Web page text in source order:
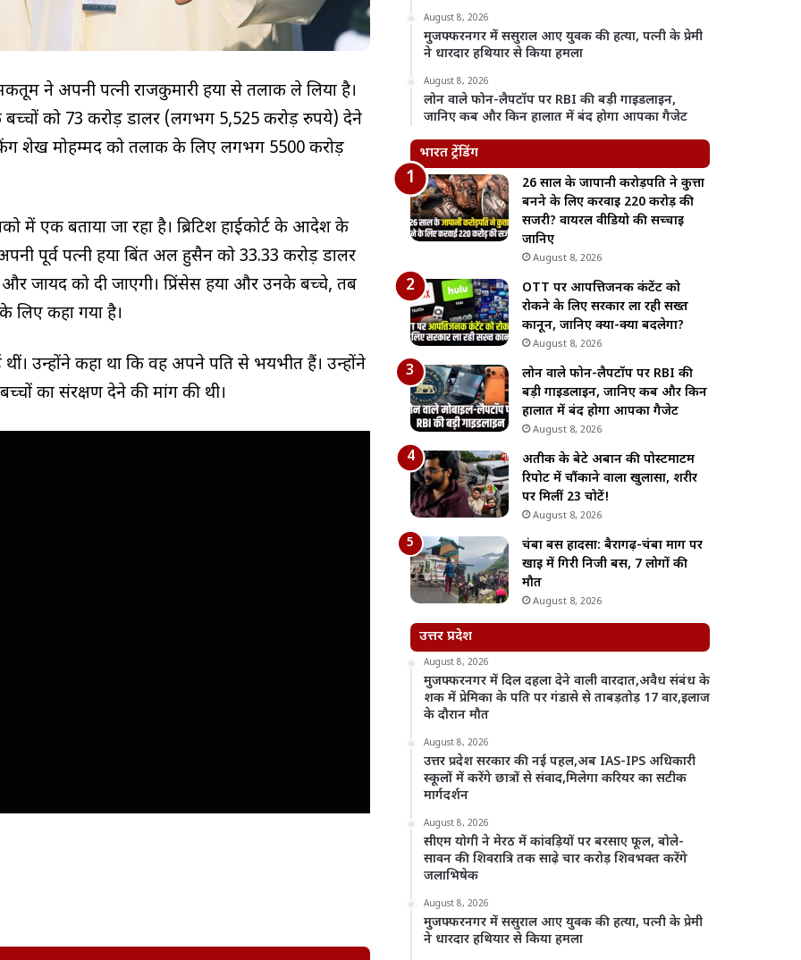
ने अपनी पत्नी राजकुमारी हया से तलाक ले लिया है।
बच्चों को 73 करोड़ डालर (लगभग 5,525 करोड़ रुपये) देने
शेख मोहम्मद को तलाक के लिए लगभग 5500 करोड़
में एक बताया जा रहा है। ब्रिटिश हाईकोर्ट के आदेश के
पूर्व पत्नी हया बिंत अल हुसैन को 33.33 करोड़ डालर
जायद को दी जाएगी। प्रिंसेस हया और उनके बच्चे, तब
लिए कहा गया है।
उन्होंने कहा था कि वह अपने पति से भयभीत हैं। उन्होंने
का संरक्षण देने की मांग की थी।
August 8, 2026
मुजफ्फरनगर में ससुराल आए युवक की हत्या, पत्नी के प्रेमी
ने धारदार हथियार से किया हमला
August 8, 2026
लोन वाले फोन-लैपटॉप पर RBI की बड़ी गाइडलाइन,
जानिए कब और किन हालात में बंद होगा आपका गैजेट
भारत ट्रेंडिंग
26 साल के जापानी करोड़पति ने कुत्ता
बनने के लिए करवाई 220 करोड़ की
सर्जरी? वायरल वीडियो की सच्चाई
जानिए
August 8, 2026
OTT पर आपत्तिजनक कंटेंट को
रोकने के लिए सरकार ला रही सख्त
कानून, जानिए क्या-क्या बदलेगा?
August 8, 2026
लोन वाले फोन-लैपटॉप पर RBI की
बड़ी गाइडलाइन, जानिए कब और किन
हालात में बंद होगा आपका गैजेट
August 8, 2026
अतीक के बेटे अबान की पोस्टमार्टम
रिपोर्ट में चौंकाने वाला खुलासा, शरीर
पर मिलीं 23 चोटें!
August 8, 2026
चंबा बस हादसा: बैरागढ़-चंबा मार्ग पर
खाई में गिरी निजी बस, 7 लोगों की
मौत
August 8, 2026
उत्तर प्रदेश
August 8, 2026
मुजफ्फरनगर में दिल दहला देने वाली वारदात,अवैध संबंध के
शक में प्रेमिका के पति पर गंडासे से ताबड़तोड़ 17 वार,इलाज
के दौरान मौत
August 8, 2026
उत्तर प्रदेश सरकार की नई पहल,अब IAS-IPS अधिकारी
स्कूलों में करेंगे छात्रों से संवाद,मिलेगा करियर का सटीक
मार्गदर्शन
August 8, 2026
सीएम योगी ने मेरठ में कांवड़ियों पर बरसाए फूल, बोले-
सावन की शिवरात्रि तक साढ़े चार करोड़ शिवभक्त करेंगे
जलाभिषेक
August 8, 2026
मुजफ्फरनगर में ससुराल आए युवक की हत्या, पत्नी के प्रेमी
ने धारदार हथियार से किया हमला